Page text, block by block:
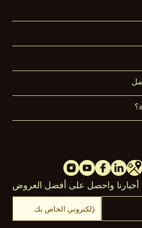
أخبارنا واحصل على أفضل العروض